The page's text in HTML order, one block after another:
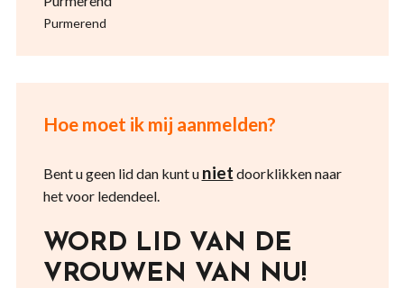
Purmerend
Hoe moet ik mij aanmelden?
Bent u geen lid dan kunt u niet doorklikken naar
het voor ledendeel.
WORD LID VAN DE
VROUWEN VAN NU!